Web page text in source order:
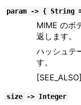
param -> {
MIME のボ
返します。
ハッシュテ
す。
[SEE_ALSO]
size -> Integer